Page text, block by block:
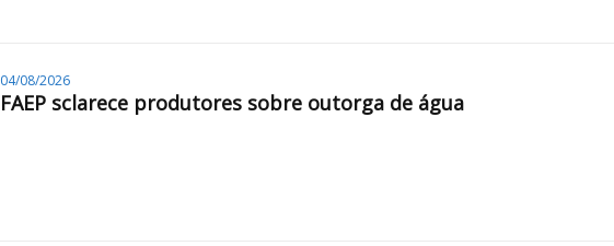
04/08/2026
FAEP sclarece produtores sobre outorga de água